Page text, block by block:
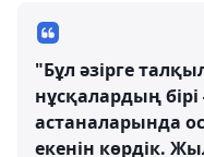
"Бұл әзірге
нұсқалардың бірі
астаналарында
екенін көрдік.